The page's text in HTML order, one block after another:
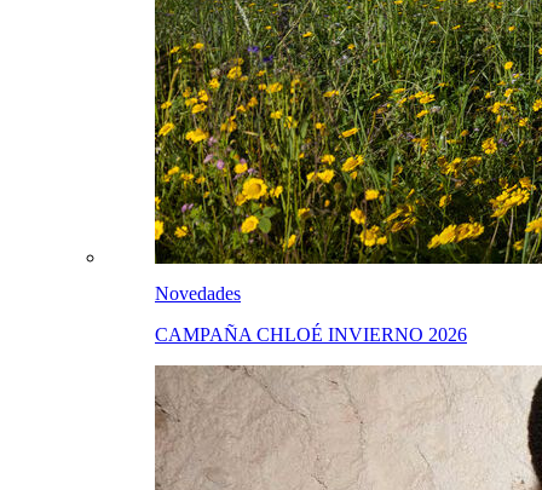
Novedades
CAMPAÑA CHLOÉ INVIERNO 2026